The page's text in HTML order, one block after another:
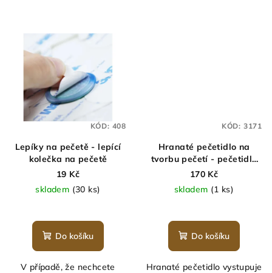
Lepíky na pečetě - lepící
kolečka na pečetě
19 Kč
skladem (30 ks)
Do košíku
V případě, že nechcete
KÓD: 408
Hranaté pečetidlo na
tvorbu pečetí - pečetidlo
rámeček
170 Kč
skladem (1 ks)
Do košíku
Hranaté pečetidlo vystupuje
KÓD: 3171